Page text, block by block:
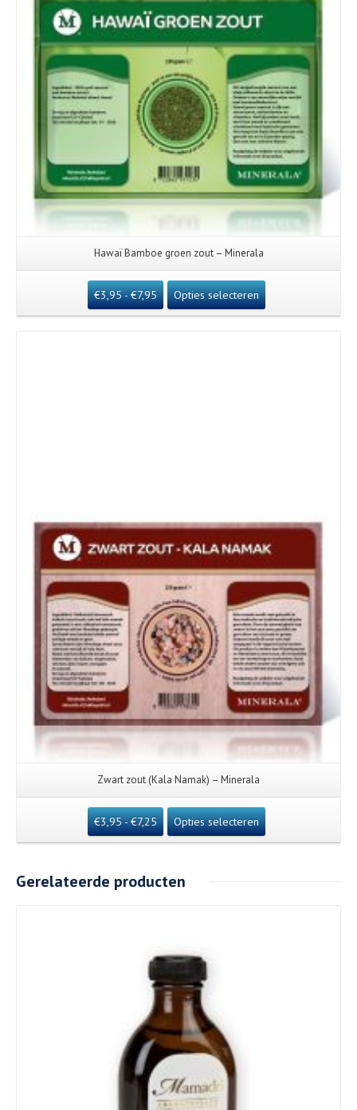
Hawaï Bamboe groen zout – Minerala
€3,95- €7,95 Opties selecteren
Zwart zout (Kala Namak) – Minerala
€3,95- €7,25 Opties selecteren
Gerelateerde producten